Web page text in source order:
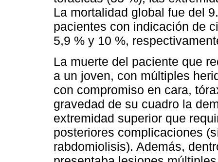
La mortalidad global fue del
pacientes con indicación de
5,9 % y 10 %,
La muerte del paciente que
a un joven, con múltiples
con compromiso en cara,
gravedad de su cuadro la
extremidad superior que
posteriores complicaciones
rabdomiolisis). Además,